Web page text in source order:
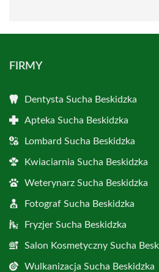
FIRMY
Dentysta Sucha Beskidzka
Apteka Sucha Beskidzka
Lombard Sucha Beskidzka
Kwiaciarnia Sucha Beskidzka
Weterynarz Sucha Beskidzka
Fotograf Sucha Beskidzka
Fryzjer Sucha Beskidzka
Salon Kosmetyczny Sucha
Wulkanizacja Sucha Beskidzka